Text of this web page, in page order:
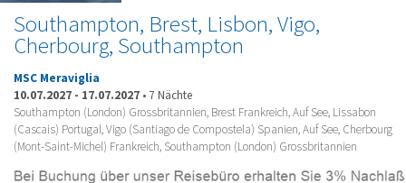
Southampton, Brest, Lisbon, Vigo,
Cherbourg, Southampton
MSC Meraviglia
10.07.2027 - 17.07.2027 • 7 Nächte
Southampton (London) Grossbritannien, Brest Frankreich, Auf See, Lissabon
(Cascais) Portugal, Vigo (Santiago de Compostela) Spanien, Auf See, Cherbourg
(Mont-Saint-Michel) Frankreich, Southampton (London) Grossbritannien